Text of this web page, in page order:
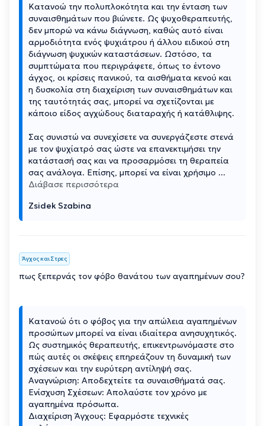
Κατανοώ την πολυπλοκότητα και την ένταση των
συναισθημάτων που βιώνετε. Ως ψυχοθεραπευτής,
δεν μπορώ να κάνω διάγνωση, καθώς αυτό είναι
αρμοδιότητα ενός ψυχιάτρου ή άλλου ειδικού στη
διάγνωση ψυχικών καταστάσεων. Ωστόσο, τα
συμπτώματα που περιγράφετε, όπως το έντονο
άγχος, οι κρίσεις πανικού, τα αισθήματα κενού και
η δυσκολία στη διαχείριση των συναισθημάτων και
της ταυτότητάς σας, μπορεί να σχετίζονται με
κάποιο είδος αγχώδους διαταραχής ή κατάθλιψης.
Σας συνιστώ να συνεχίσετε να συνεργάζεστε στενά
με τον ψυχίατρό σας ώστε να επανεκτιμήσει την
κατάστασή σας και να προσαρμόσει τη θεραπεία
σας ανάλογα. Επίσης, μπορεί να είναι χρήσιμο ...
Διάβασε περισσότερα
Zsidek Szabina
Άγχος και Στρες
πως ξεπερνάς τον φόβο θανάτου των αγαπημένων σου?
Κατανοώ ότι ο φόβος για την απώλεια αγαπημένων
προσώπων μπορεί να είναι ιδιαίτερα ανησυχητικός.
Ως συστημικός θεραπευτής, επικεντρωνόμαστε στο
πώς αυτές οι σκέψεις επηρεάζουν τη δυναμική των
σχέσεων και την ευρύτερη αντίληψή σας.
Αναγνώριση: Αποδεχτείτε τα συναισθήματά σας.
Ενίσχυση Σχέσεων: Απολαύστε τον χρόνο με
αγαπημένα πρόσωπα.
Διαχείριση Άγχους: Εφαρμόστε τεχνικές